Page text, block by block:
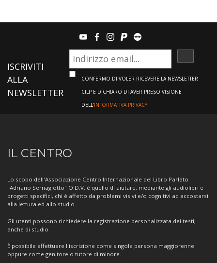
youtubefacebook
instagram
paypalteamviewer
ISCRIVITI
ALLA
NEWSLETTER
CONFERMO DI VOLER RICEVERE LA NEWSLETTER
CILP E DICHIARO DI AVER PRESO VISIONE
DELL'INFORMATIVA PRIVACY.
Informazioni
sul
Centro
IL CENTRO
Lo scopo dell'Associazione Centro Internazionale del Libro Parlato
"Adriano Sernagiotto" O.D.V. è quello di aiutare, mediante gli audiolibri e
progetti specifici, chi è affetto da problemi visivi e/o cognitivi ad accostarsi
alla lettura ed allo studio.
Gli utenti possono richiedere la registrazione personalizzata dei testi,
anche di studio.
È possibile effettuare l'iscrizione come singola persona maggiorenne
oppure come genitore o tutore di minore.